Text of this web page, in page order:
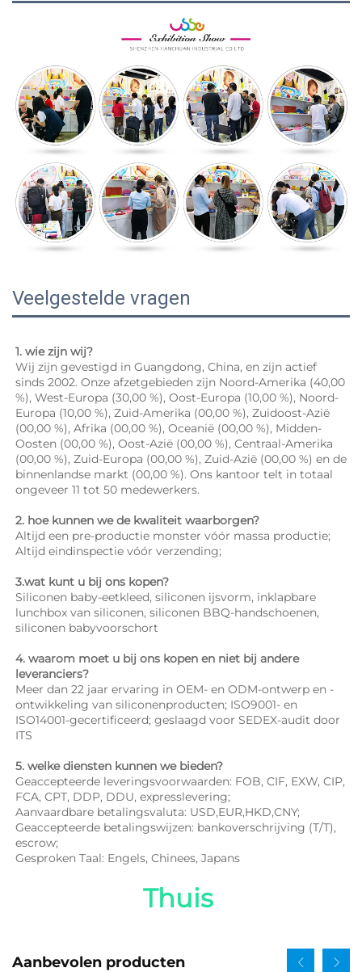
Veelgestelde vragen
1. wie zijn wij?
Wij zijn gevestigd in Guangdong, China, en zijn actief
sinds 2002. Onze afzetgebieden zijn Noord-Amerika (40,00
%), West-Europa (30,00 %), Oost-Europa (10,00 %), Noord-
Europa (10,00 %), Zuid-Amerika (00,00 %), Zuidoost-Azië
(00,00 %), Afrika (00,00 %), Oceanië (00,00 %), Midden-
Oosten (00,00 %), Oost-Azië (00,00 %), Centraal-Amerika
(00,00 %), Zuid-Europa (00,00 %), Zuid-Azië (00,00 %) en de
binnenlandse markt (00,00 %). Ons kantoor telt in totaal
ongeveer 11 tot 50 medewerkers.
2. hoe kunnen we de kwaliteit waarborgen?
Altijd een pre-productie monster vóór massa productie;
Altijd eindinspectie vóór verzending;
3.wat kunt u bij ons kopen?
Siliconen baby-eetkleed, siliconen ijsvorm, inklapbare
lunchbox van siliconen, siliconen BBQ-handschoenen,
siliconen babyvoorschort
4. waarom moet u bij ons kopen en niet bij andere
leveranciers?
Meer dan 22 jaar ervaring in OEM- en ODM-ontwerp en -
ontwikkeling van siliconenproducten; ISO9001- en
ISO14001-gecertificeerd; geslaagd voor SEDEX-audit door
ITS
5. welke diensten kunnen we bieden?
Geaccepteerde leveringsvoorwaarden: FOB, CIF, EXW, CIP,
FCA, CPT, DDP, DDU, expresslevering;
Aanvaardbare betalingsvaluta: USD,EUR,HKD,CNY;
Geaccepteerde betalingswijzen: bankoverschrijving (T/T),
escrow;
Gesproken Taal: Engels, Chinees, Japans
Thuis
Aanbevolen producten